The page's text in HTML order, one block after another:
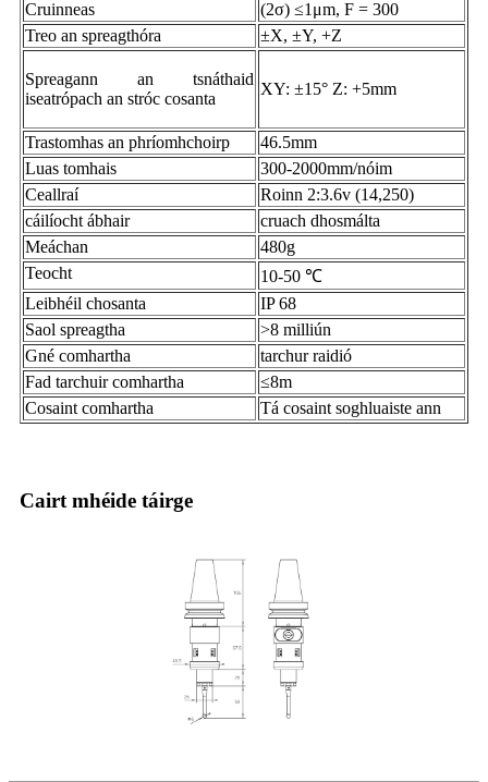
Cruinneas
(2σ) ≤1μm, F = 300
Treo an spreagthóra
±X, ±Y, +Z
Spreagann an tsnáthaid
iseatrópach an stróc cosanta
XY: ±15° Z: +5mm
Trastomhas an phríomhchoirp
46.5mm
Luas tomhais
300-2000mm/nóim
Ceallraí
Roinn 2:3.6v (14,250)
cáilíocht ábhair
cruach dhosmálta
Meáchan
480g
Teocht
10-50 ℃
Leibhéil chosanta
IP 68
Saol spreagtha
>8 milliún
Gné comhartha
tarchur raidió
Fad tarchuir comhartha
≤8m
Cosaint comhartha
Tá cosaint soghluaiste ann
Cairt mhéide táirge